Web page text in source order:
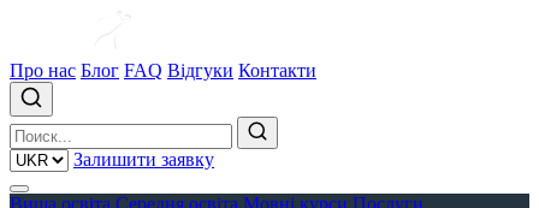
Про нас Блог FAQ Відгуки Контакти
Залишити заявку
Вища освіта Середня освіта Мовні курси Послуги